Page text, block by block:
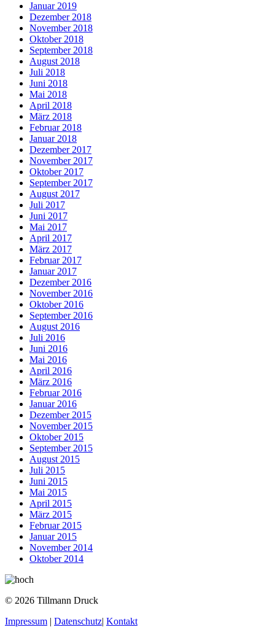
Januar 2019
Dezember 2018
November 2018
Oktober 2018
September 2018
August 2018
Juli 2018
Juni 2018
Mai 2018
April 2018
März 2018
Februar 2018
Januar 2018
Dezember 2017
November 2017
Oktober 2017
September 2017
August 2017
Juli 2017
Juni 2017
Mai 2017
April 2017
März 2017
Februar 2017
Januar 2017
Dezember 2016
November 2016
Oktober 2016
September 2016
August 2016
Juli 2016
Juni 2016
Mai 2016
April 2016
März 2016
Februar 2016
Januar 2016
Dezember 2015
November 2015
Oktober 2015
September 2015
August 2015
Juli 2015
Juni 2015
Mai 2015
April 2015
März 2015
Februar 2015
Januar 2015
November 2014
Oktober 2014
© 2026 Tillmann Druck
Impressum | Datenschutz| Kontakt